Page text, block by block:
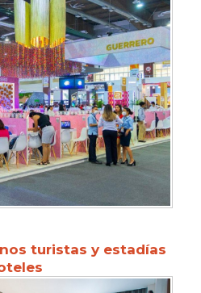
turistas y estadías